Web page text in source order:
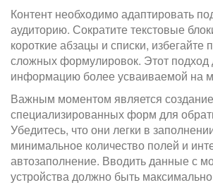
Контент необходимо адаптировать
аудиторию. Сократите текстовые
короткие абзацы и списки, избегайте
сложных формулировок. Этот подход
информацию более усваиваемой на
Важным моментом является создание
специализированных форм для
Убедитесь, что они легки в
минимальное количество полей и
автозаполнение. Вводить данные с
устройства должно быть